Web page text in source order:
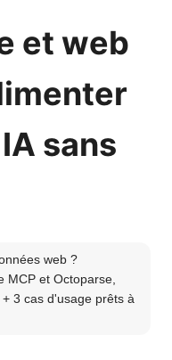
et web
sans
web ?
MCP et Octoparse,
3 cas d'usage prêts à